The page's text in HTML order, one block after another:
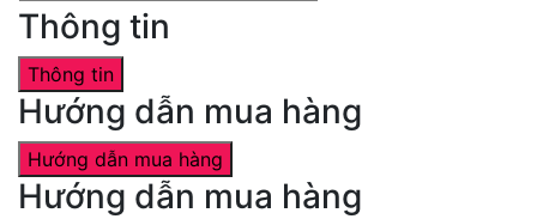
Thông tin
Thông tin
Hướng dẫn mua hàng
Hướng dẫn mua hàng
Hướng dẫn mua hàng